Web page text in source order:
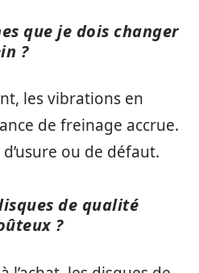
que je dois changer
?
les vibrations en
de freinage accrue.
ou de défaut.
de qualité
?